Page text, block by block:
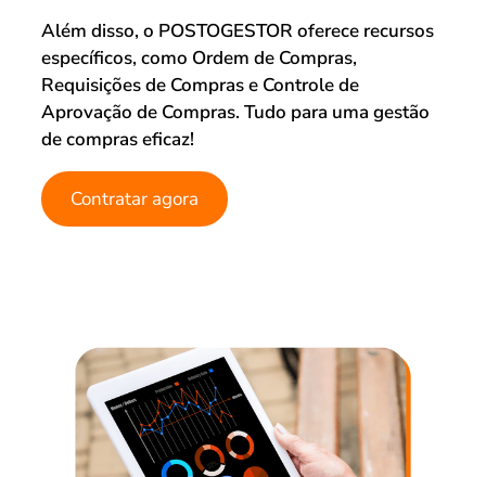
Além disso, o POSTOGESTOR oferece recursos
específicos, como Ordem de Compras,
Requisições de Compras e Controle de
Aprovação de Compras. Tudo para uma gestão
de compras eficaz!
Contratar agora